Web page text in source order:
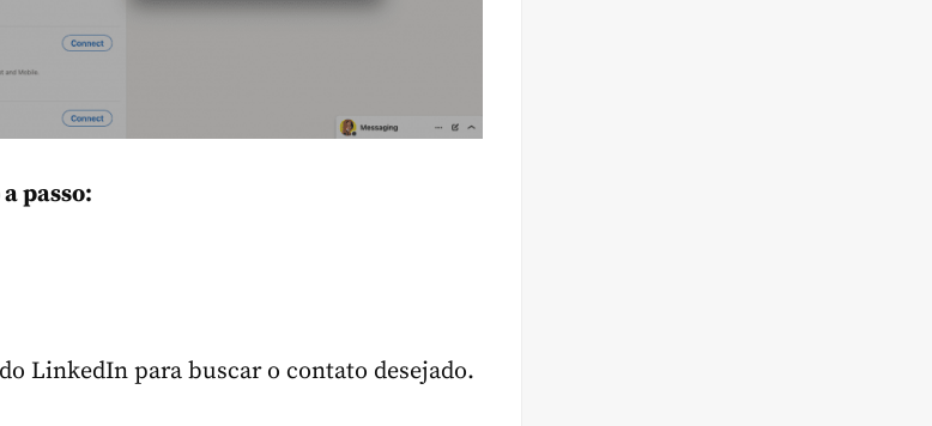
passo:
LinkedIn para buscar o contato desejado.